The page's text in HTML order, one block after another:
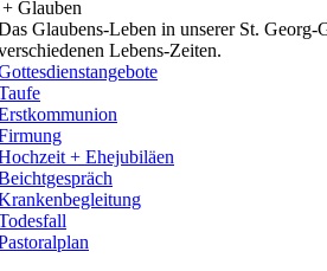
Glauben
Glaubens-Leben in unserer St.
Lebens-Zeiten.
+ Ehejubiläen